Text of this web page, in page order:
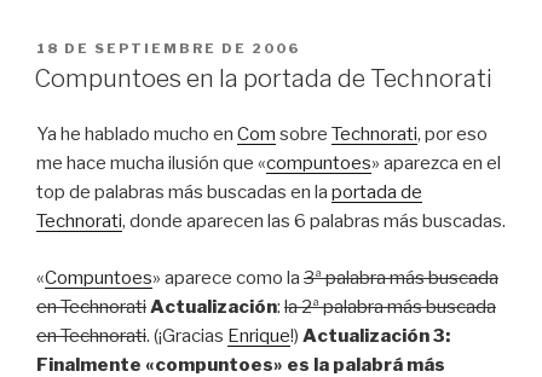
PUBLICADO
EL
18 DE SEPTIEMBRE DE 2006
Compuntoes en la portada de Technorati
Ya he hablado mucho en Com sobre Technorati, por eso
me hace mucha ilusión que «compuntoes» aparezca en el
top de palabras más buscadas en la portada de
Technorati, donde aparecen las 6 palabras más buscadas.
«Compuntoes» aparece como la 3ª palabra más buscada
en TechnoratiActualización: la 2ª palabra más buscada
en Technorati. (¡Gracias Enrique!) Actualización 3:
Finalmente «compuntoes» es la palabrá más